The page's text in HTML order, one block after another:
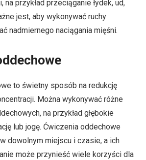
na przykład przeciąganie łydek, ud,
jest, aby wykonywać ruchy
nadmiernego naciągania mięśni.
to świetny sposób na redukcję
Można wykonywać różne
na przykład głębokie
lub jogę. Ćwiczenia oddechowe
dowolnym miejscu i czasie, a ich
może przynieść wiele korzyści dla